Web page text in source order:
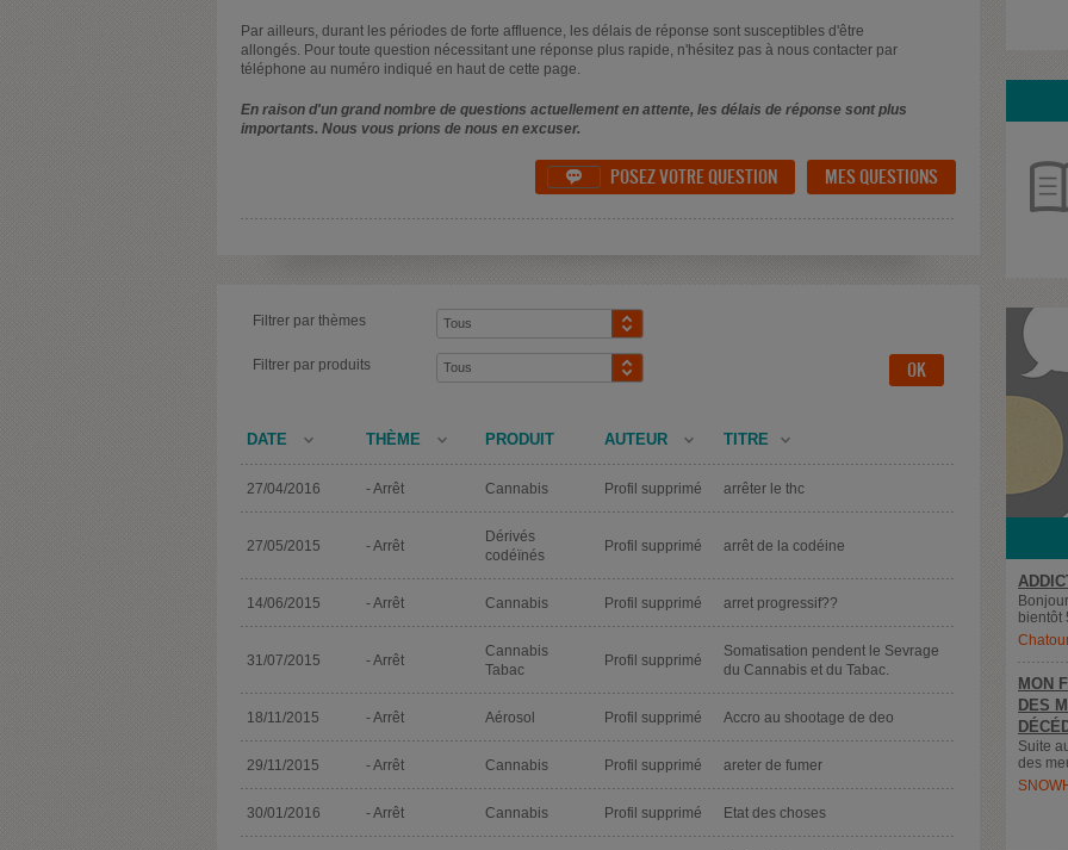
Par ailleurs, durant les périodes de forte affluence, les délais de réponse sont susceptibles d'être
allongés. Pour toute question nécessitant une réponse plus rapide, n'hésitez pas à nous contacter par
téléphone au numéro indiqué en haut de cette page.
En raison d'un grand nombre de questions actuellement en attente, les délais de réponse sont plus
importants. Nous vous prions de nous en excuser.
 POSEZ VOTRE QUESTION MES QUESTIONS
Filtrer par thèmes
Filtrer par produits
DATE THÈME PRODUIT AUTEUR TITRE
27/04/2016 - Arrêt Cannabis Profil supprimé arrêter le thc
27/05/2015 - Arrêt
Dérivés
codéïnés
Profil supprimé arrêt de la codéine
14/06/2015 - Arrêt Cannabis Profil supprimé arret progressif??
31/07/2015 - Arrêt
Cannabis
Tabac
Profil supprimé
Somatisation pendent le Sevrage
du Cannabis et du Tabac.
18/11/2015 - Arrêt Aérosol Profil supprimé Accro au shootage de deo
29/11/2015 - Arrêt Cannabis Profil supprimé areter de fumer
30/01/2016 - Arrêt Cannabis Profil supprimé Etat des choses
bientôt
MON
DES
Suite
des